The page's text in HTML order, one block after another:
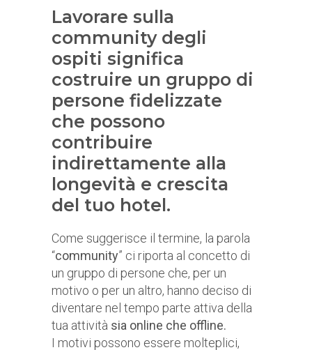
Lavorare sulla
community degli
ospiti significa
costruire un gruppo di
persone fidelizzate
che possono
contribuire
indirettamente alla
longevità e crescita
del tuo hotel.
Come suggerisce il termine, la parola
“community” ci riporta al concetto di
un gruppo di persone che, per un
motivo o per un altro, hanno deciso di
diventare nel tempo parte attiva della
tua attività sia online che offline.
I motivi possono essere molteplici,